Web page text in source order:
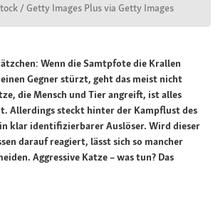
/ Getty Images Plus via Getty Images
Wenn die Samtpfote die Krallen
Gegner stürzt, geht das meist nicht
die Mensch und Tier angreift, ist alles
Allerdings steckt hinter der Kampflust des
klar identifizierbarer Auslöser. Wird dieser
darauf reagiert, lässt sich so mancher
Aggressive Katze – was tun? Das